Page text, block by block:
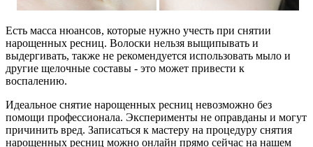
Есть масса нюансов, которые нужно учесть при снятии
нарощенных ресниц. Волоски нельзя выщипывать и
выдергивать, также не рекомендуется использовать мыло и
другие щелочные составы - это может привести к
воспалению.
Идеальное снятие нарощенных ресниц невозможно без
помощи профессионала. Эксперименты не оправданы и могут
причинить вред. Записаться к мастеру на процедуру снятия
нарощенных ресниц можно онлайн прямо сейчас на нашем